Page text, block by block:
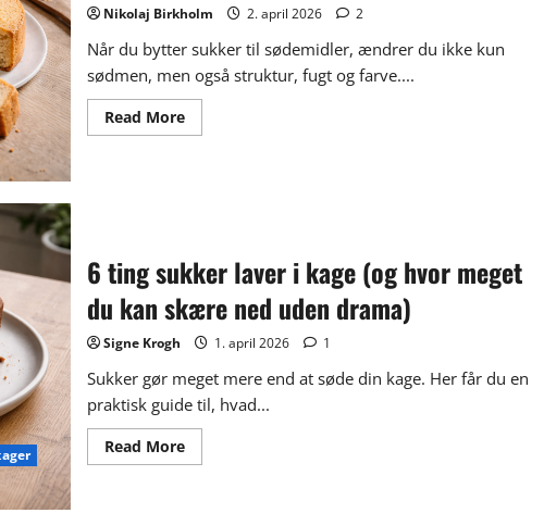
at
sammen)
Nikolaj Birkholm 2. april 2026 2
Når du bytter sukker til sødemidler, ændrer du ikke kun
sødmen, men også struktur, fugt og farve....
Read MoreRead
more
ud
og
en
kage?
6 ting sukker laver i kage (og hvor meget
du kan skære ned uden drama)
Signe Krogh 1. april 2026 1
Sukker gør meget mere end at søde din kage. Her får du en
praktisk guide til, hvad...
Read MoreRead
more